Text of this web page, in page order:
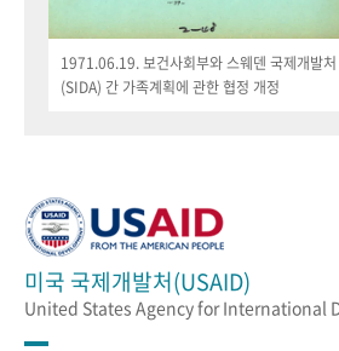
1971.06.19. 보건사회부와 스웨덴 국제개발처
(SIDA) 간 가족계획에 관한 협정 개정
미국 국제개발처(USAID)
United States Agency for International